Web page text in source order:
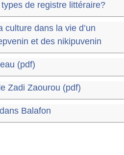
de registre littéraire?
culture dans la vie d’un
et des nikipuvenin
(pdf)
Zadi Zaourou (pdf)
Balafon